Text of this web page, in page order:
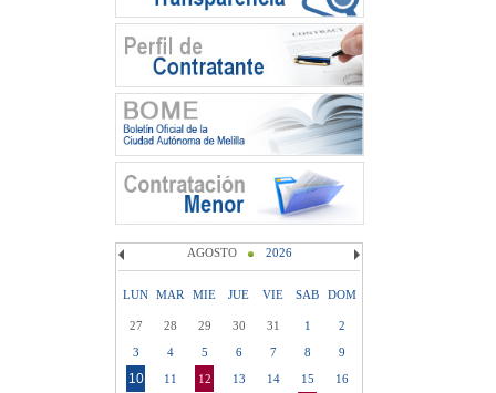
AGOSTO 2026
LUN MAR MIE JUE VIE SAB DOM
27 28 29 30 31 1
2
3
4 5 6 7 8 9
10 11 12 13 14 15
16